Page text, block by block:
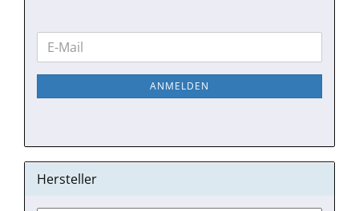
WEITER
ZUR
NEWSLETTER-
E-
Mail
ANMELDEN
Hersteller